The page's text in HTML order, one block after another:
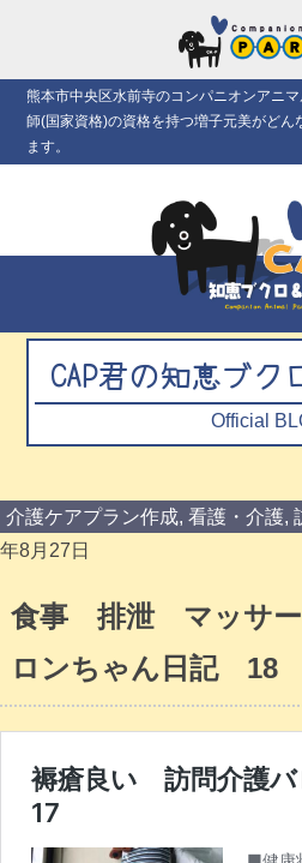
熊本市中央区水前寺のコンパニオンアニ
師(国家資格)の資格を持つ増子元美がどん
ます。
CAP君の知恵ブク
Official
介護ケアプラン作成, 看護・介護,
年8月27日
食事 排泄 マッサ
ロンちゃん日記 18